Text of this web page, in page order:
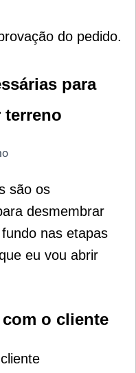
do pedido.
para
terreno
são os
desmembrar
nas etapas
eu vou abrir
com o cliente